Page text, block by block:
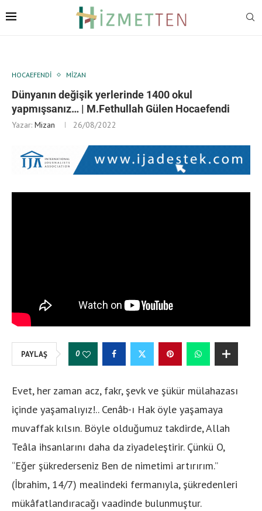
HOCAEFENDI MIZAN
Dünyanın değişik yerlerinde 1400 okul
yapmışsanız… | M.Fethullah Gülen Hocaefendi
Yazar: Mizan 26/08/2022
PAYLAŞ 0
Evet, her zaman acz, fakr, şevk ve şükür mülahazası
içinde yaşamalıyız!.. Cenâb-ı Hak öyle yaşamaya
muvaffak kılsın. Böyle olduğumuz takdirde, Allah
Teâla ihsanlarını daha da ziyadeleştirir. Çünkü O,
“Eğer şükrederseniz Ben de nimetimi artırırım.”
(İbrahim, 14/7) mealindeki fermanıyla, şükredenleri
mükâfatlandıracağı vaadinde bulunmuştur.